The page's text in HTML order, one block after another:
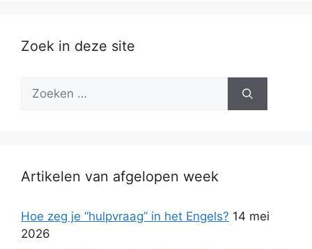
Zoek in deze site
Zoek
Artikelen van afgelopen week
Hoe zeg je “hulpvraag” in het Engels? 14 mei
2026